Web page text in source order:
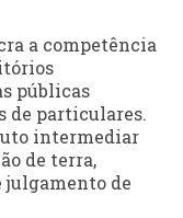
a competência
públicas
de particulares.
intermediar
de terra,
julgamento de